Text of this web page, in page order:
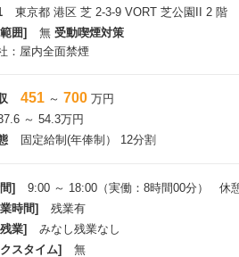
東京都 港区 芝 2-3-9 VORT 芝公園II 2 階
囲]
無 受動喫煙対策
：屋内全面禁煙
451 ～ 700 万円
～ 54.3万円
固定給制(年俸制） 12分割
]
9:00 ～ 18:00（実働：8時間00分） 休
時間]
残業有
業]
みなし残業なし
スタイム]
無